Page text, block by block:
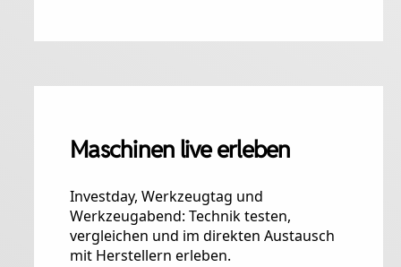
Maschinen live erleben
Investday, Werkzeugtag und
Werkzeugabend: Technik testen,
vergleichen und im direkten Austausch
mit Herstellern erleben.